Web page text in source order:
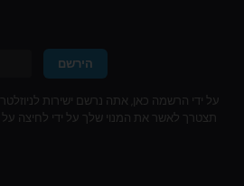
הירשם
על ידי הרשמה כאן, אתה נרשם ישירות